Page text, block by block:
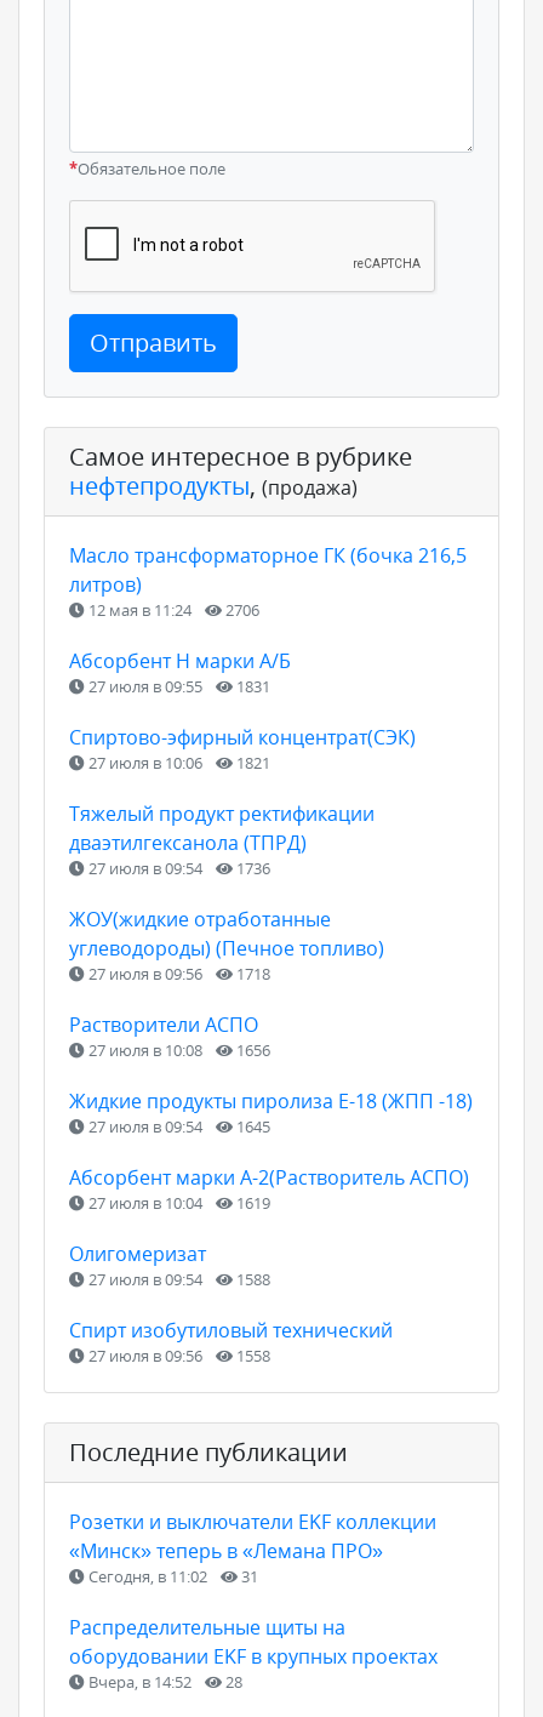
*Обязательное поле
Отправить
Самое интересное в рубрике
нефтепродукты, (продажа)
Масло трансформаторное ГК (бочка 216,5
литров)
12 мая в 11:24 2706
Абсорбент Н марки А/Б
27 июля в 09:55 1831
Спиртово-эфирный концентрат(СЭК)
27 июля в 10:06 1821
Тяжелый продукт ректификации
дваэтилгексанола (ТПРД)
27 июля в 09:54 1736
ЖОУ(жидкие отработанные
углеводороды) (Печное топливо)
27 июля в 09:56 1718
Растворители АСПО
27 июля в 10:08 1656
Жидкие продукты пиролиза Е-18 (ЖПП -18)
27 июля в 09:54 1645
Абсорбент марки А-2(Растворитель АСПО)
27 июля в 10:04 1619
Олигомеризат
27 июля в 09:54 1588
Спирт изобутиловый технический
27 июля в 09:56 1558
Последние публикации
Розетки и выключатели EKF коллекции
«Минск» теперь в «Лемана ПРО»
Сегодня, в 11:02 31
Распределительные щиты на
оборудовании EKF в крупных проектах
Вчера, в 14:52 28